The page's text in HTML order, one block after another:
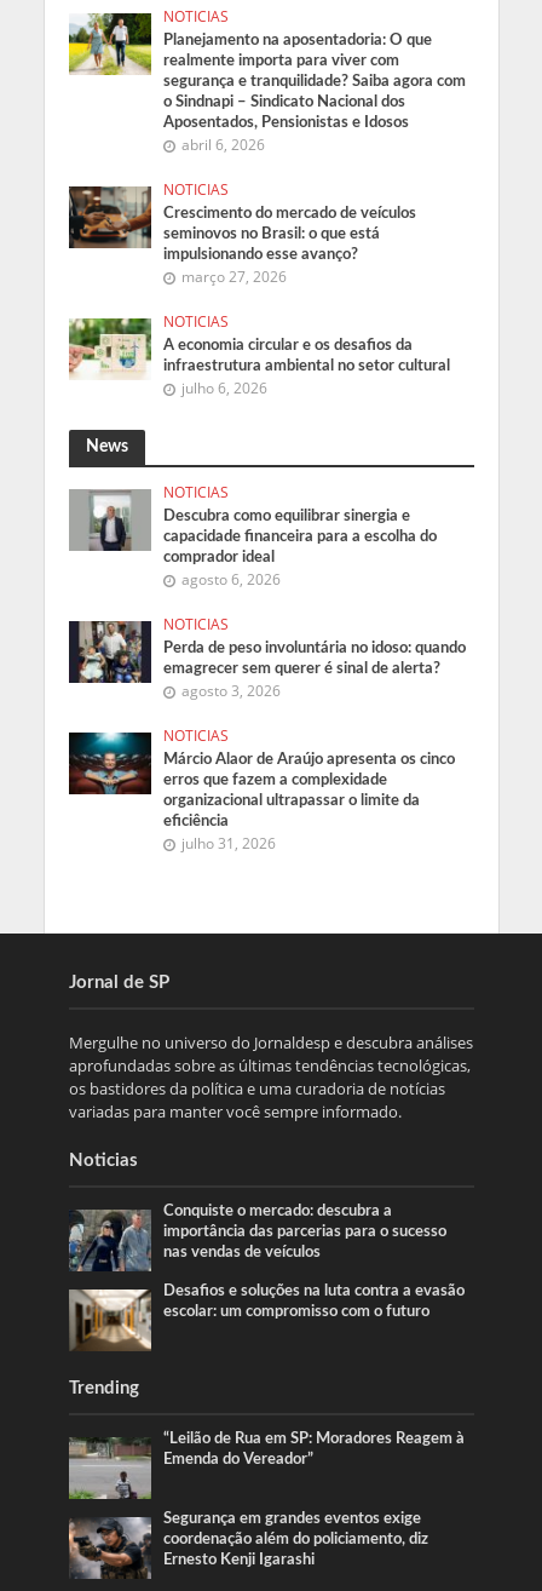
NOTICIAS
Planejamento na aposentadoria: O que
realmente importa para viver com
segurança e tranquilidade? Saiba agora com
o Sindnapi – Sindicato Nacional dos
Aposentados, Pensionistas e Idosos
abril 6, 2026
NOTICIAS
Crescimento do mercado de veículos
seminovos no Brasil: o que está
impulsionando esse avanço?
março 27, 2026
NOTICIAS
A economia circular e os desafios da
infraestrutura ambiental no setor cultural
julho 6, 2026
News
NOTICIAS
Descubra como equilibrar sinergia e
capacidade financeira para a escolha do
comprador ideal
agosto 6, 2026
NOTICIAS
Perda de peso involuntária no idoso: quando
emagrecer sem querer é sinal de alerta?
agosto 3, 2026
NOTICIAS
Márcio Alaor de Araújo apresenta os cinco
erros que fazem a complexidade
organizacional ultrapassar o limite da
eficiência
julho 31, 2026
Jornal de SP
Mergulhe no universo do Jornaldesp e descubra análises
aprofundadas sobre as últimas tendências tecnológicas,
os bastidores da política e uma curadoria de notícias
variadas para manter você sempre informado.
Noticias
Conquiste o mercado: descubra a
importância das parcerias para o sucesso
nas vendas de veículos
Desafios e soluções na luta contra a evasão
escolar: um compromisso com o futuro
Trending
“Leilão de Rua em SP: Moradores Reagem à
Emenda do Vereador”
Segurança em grandes eventos exige
coordenação além do policiamento, diz
Ernesto Kenji Igarashi